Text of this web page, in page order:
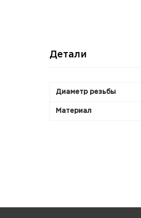
Детали
Диаметр резьбы
Материал